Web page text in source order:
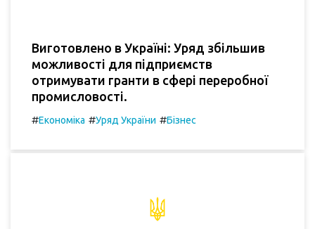
Виготовлено в Україні: Уряд збільшив
можливості для підприємств
отримувати гранти в сфері переробної
промисловості.
#Економіка #Уряд України #Бізнес